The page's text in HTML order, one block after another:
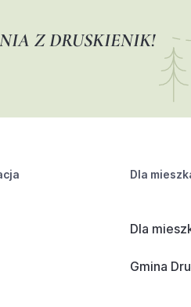
Z DRUSKIENIK!
Dla
Dla
Gmina